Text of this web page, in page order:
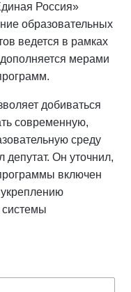
Россия»
образовательных
ведется в рамках
мерами
добиваться
современную,
среду
депутат. Он уточнил,
включен
системы